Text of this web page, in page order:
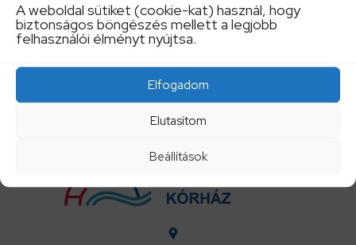
A weboldal sütiket (cookie-kat) használ, hogy
biztonságos böngészés mellett a legjobb
felhasználói élményt nyújtsa.
Elfogadom
Elutasítom
Beállítások
Boda Bianka
munka-, tűz és környezetvédelmi előadó